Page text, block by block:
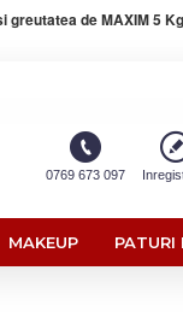
greutatea de MAXIM 5
0769 673 097
MAKEUP PATURI